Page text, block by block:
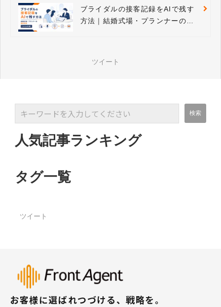
ブライダルの接客記録をAIで残す
方法｜結婚式場・プランナーの顧
ツイート
人気記事ランキング
タグ一覧
ツイート
お客様に選ばれつづける、戦略を。